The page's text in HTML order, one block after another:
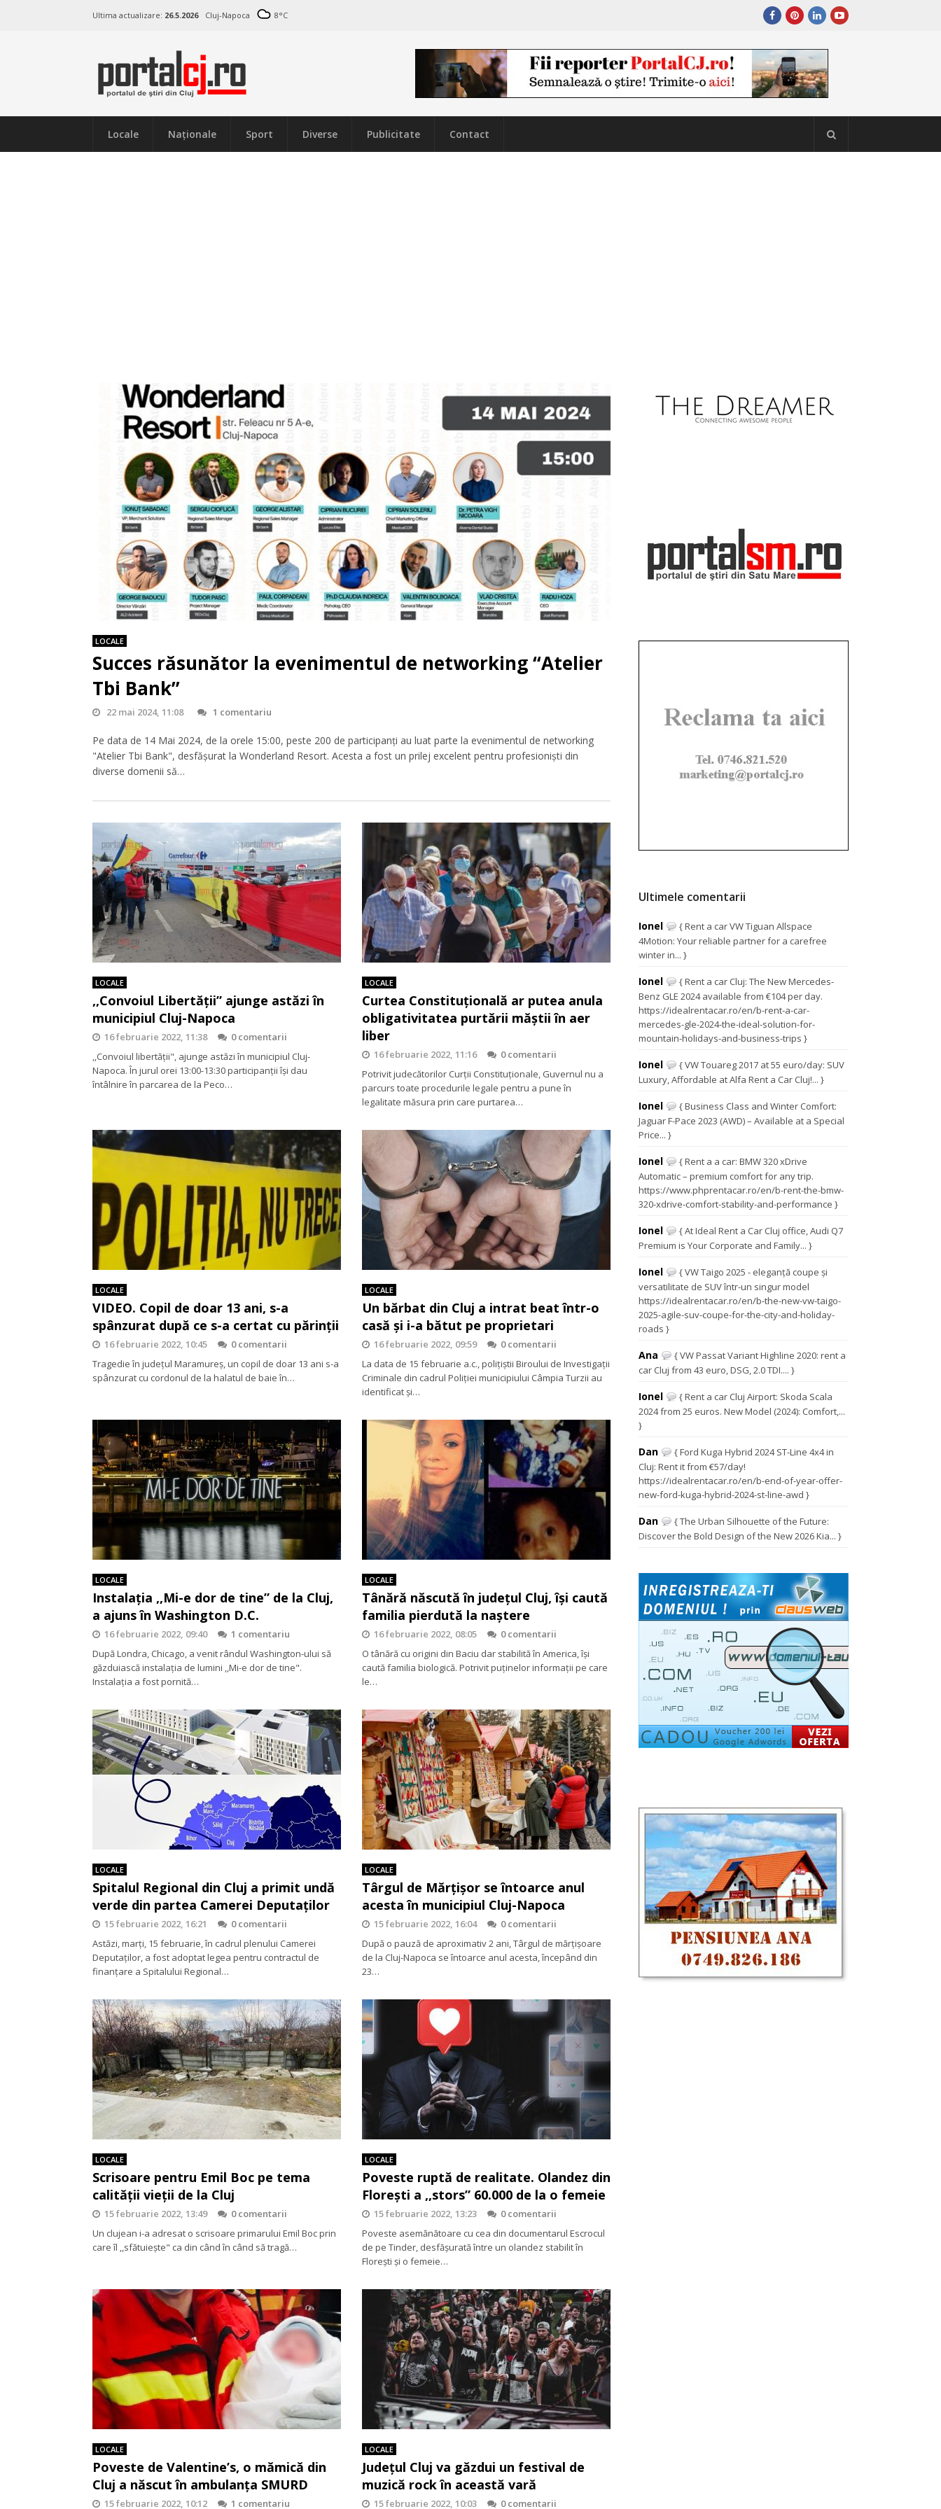
Ultima actualizare: 26.5.2026 Cluj-Napoca 8°C
Locale Naţionale Sport Diverse Publicitate Contact
LOCALE
Succes răsunător la evenimentul de networking “Atelier
Tbi Bank”
22 mai 2024, 11:08 1 comentariu
Pe data de 14 Mai 2024, de la orele 15:00, peste 200 de participanți au luat parte la evenimentul de networking
"Atelier Tbi Bank", desfășurat la Wonderland Resort. Acesta a fost un prilej excelent pentru profesioniști din
diverse domenii să…
LOCALE
,,Convoiul Libertății” ajunge astăzi în
municipiul Cluj-Napoca
16 februarie 2022, 11:38
0 comentarii
,,Convoiul libertății", ajunge astăzi în municipiul Cluj-
Napoca. În jurul orei 13:00-13:30 participanții își dau
întâlnire în parcarea de la Peco…
LOCALE
Curtea Constituțională ar putea anula
obligativitatea purtării măștii în aer
liber
16 februarie 2022, 11:16
0 comentarii
Potrivit judecătorilor Curții Constituționale, Guvernul nu a
parcurs toate procedurile legale pentru a pune în
legalitate măsura prin care purtarea…
LOCALE
VIDEO. Copil de doar 13 ani, s-a
spânzurat după ce s-a certat cu părinții
16 februarie 2022, 10:45
0 comentarii
Tragedie în județul Maramureș, un copil de doar 13 ani s-a
spânzurat cu cordonul de la halatul de baie în…
LOCALE
Un bărbat din Cluj a intrat beat într-o
casă și i-a bătut pe proprietari
16 februarie 2022, 09:59
0 comentarii
La data de 15 februarie a.c., polițiștii Biroului de Investigații
Criminale din cadrul Poliției municipiului Câmpia Turzii au
identificat și…
LOCALE
Instalația ,,Mi-e dor de tine” de la Cluj,
a ajuns în Washington D.C.
16 februarie 2022, 09:40
1 comentariu
După Londra, Chicago, a venit rândul Washington-ului să
găzduiască instalația de lumini ,,Mi-e dor de tine".
Instalația a fost pornită…
LOCALE
Tânără născută în județul Cluj, își caută
familia pierdută la naștere
16 februarie 2022, 08:05
0 comentarii
O tânără cu origini din Baciu dar stabilită în America, își
caută familia biologică. Potrivit puținelor informații pe care
le…
LOCALE
Spitalul Regional din Cluj a primit undă
verde din partea Camerei Deputaților
15 februarie 2022, 16:21
0 comentarii
Astăzi, marți, 15 februarie, în cadrul plenului Camerei
Deputaților, a fost adoptat legea pentru contractul de
finanțare a Spitalului Regional…
LOCALE
Târgul de Mărțișor se întoarce anul
acesta în municipiul Cluj-Napoca
15 februarie 2022, 16:04
0 comentarii
După o pauză de aproximativ 2 ani, Târgul de mărțișoare
de la Cluj-Napoca se întoarce anul acesta, începând din
23…
LOCALE
Scrisoare pentru Emil Boc pe tema
calității vieții de la Cluj
15 februarie 2022, 13:49
0 comentarii
Un clujean i-a adresat o scrisoare primarului Emil Boc prin
care îl ,,sfătuiește" ca din când în când să tragă…
LOCALE
Poveste ruptă de realitate. Olandez din
Florești a ,,stors” 60.000 de la o femeie
15 februarie 2022, 13:23
0 comentarii
Poveste asemănătoare cu cea din documentarul Escrocul
de pe Tinder, desfășurată între un olandez stabilit în
Florești și o femeie…
LOCALE
Poveste de Valentine’s, o mămică din
Cluj a născut în ambulanța SMURD
15 februarie 2022, 10:12 1 comentariu
LOCALE
Județul Cluj va găzdui un festival de
muzică rock în această vară
15 februarie 2022, 10:03 0 comentarii
Ultimele comentarii
Ionel
{ Rent a car VW Tiguan Allspace
4Motion: Your reliable partner for a carefree
winter in... }
Ionel
{ Rent a car Cluj: The New Mercedes-
Benz GLE 2024 available from €104 per day.
https://idealrentacar.ro/en/b-rent-a-car-
mercedes-gle-2024-the-ideal-solution-for-
mountain-holidays-and-business-trips }
Ionel
{ VW Touareg 2017 at 55 euro/day: SUV
Luxury, Affordable at Alfa Rent a Car Cluj!... }
Ionel
{ Business Class and Winter Comfort:
Jaguar F-Pace 2023 (AWD) – Available at a Special
Price... }
Ionel
{ Rent a a car: BMW 320 xDrive
Automatic – premium comfort for any trip.
https://www.phprentacar.ro/en/b-rent-the-bmw-
320-xdrive-comfort-stability-and-performance }
Ionel
{ At Ideal Rent a Car Cluj office, Audi Q7
Premium is Your Corporate and Family... }
Ionel
{ VW Taigo 2025 - eleganță coupe și
versatilitate de SUV într-un singur model
https://idealrentacar.ro/en/b-the-new-vw-taigo-
2025-agile-suv-coupe-for-the-city-and-holiday-
roads }
Ana
{ VW Passat Variant Highline 2020: rent a
car Cluj from 43 euro, DSG, 2.0 TDI.... }
Ionel
{ Rent a car Cluj Airport: Skoda Scala
2024 from 25 euros. New Model (2024): Comfort,...
}
Dan
{ Ford Kuga Hybrid 2024 ST-Line 4x4 in
Cluj: Rent it from €57/day!
https://idealrentacar.ro/en/b-end-of-year-offer-
new-ford-kuga-hybrid-2024-st-line-awd }
Dan
{ The Urban Silhouette of the Future:
Discover the Bold Design of the New 2026 Kia... }